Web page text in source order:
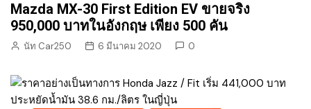
Mazda MX-30 First Edition EV ขายจริง
950,000 บาทในอังกฤษ เพียง 500 คัน
นัท Car250 6 มีนาคม 2020 0